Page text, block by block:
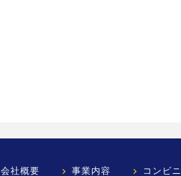
会社概要 事業内容 コンビ